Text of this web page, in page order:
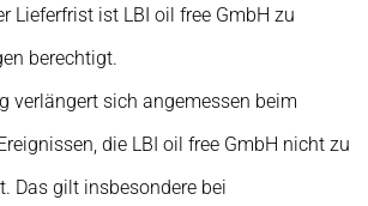
Lieferfrist ist LBI oil free GmbH zu
berechtigt.
verlängert sich angemessen beim
die LBI oil free GmbH nicht zu
Das gilt insbesondere bei